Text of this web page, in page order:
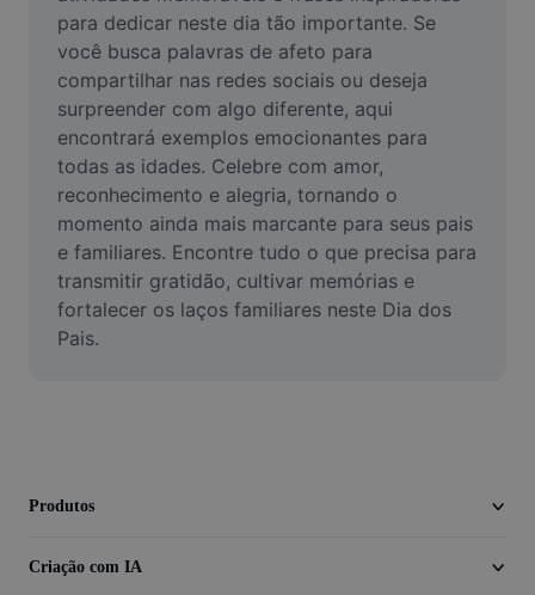
Vídeo
Remover plano de fundo de vídeo
Aprimorar qualidade
Editor de Video
Cortar Vídeo
Adicionar Legendas ao Vídeo
para dedicar neste dia tão importante. Se
você busca palavras de afeto para
compartilhar nas redes sociais ou deseja
surpreender com algo diferente, aqui
encontrará exemplos emocionantes para
todas as idades. Celebre com amor,
reconhecimento e alegria, tornando o
momento ainda mais marcante para seus pais
e familiares. Encontre tudo o que precisa para
transmitir gratidão, cultivar memórias e
fortalecer os laços familiares neste Dia dos
Pais.
Produtos
Criação com IA